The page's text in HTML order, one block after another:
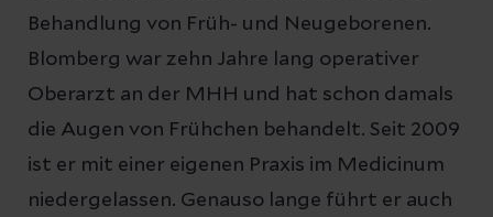
Behandlung von Früh- und Neugeborenen.
Blomberg war zehn Jahre lang operativer
Oberarzt an der MHH und hat schon damals
die Augen von Frühchen behandelt. Seit 2009
ist er mit einer eigenen Praxis im Medicinum
niedergelassen. Genauso lange führt er auch